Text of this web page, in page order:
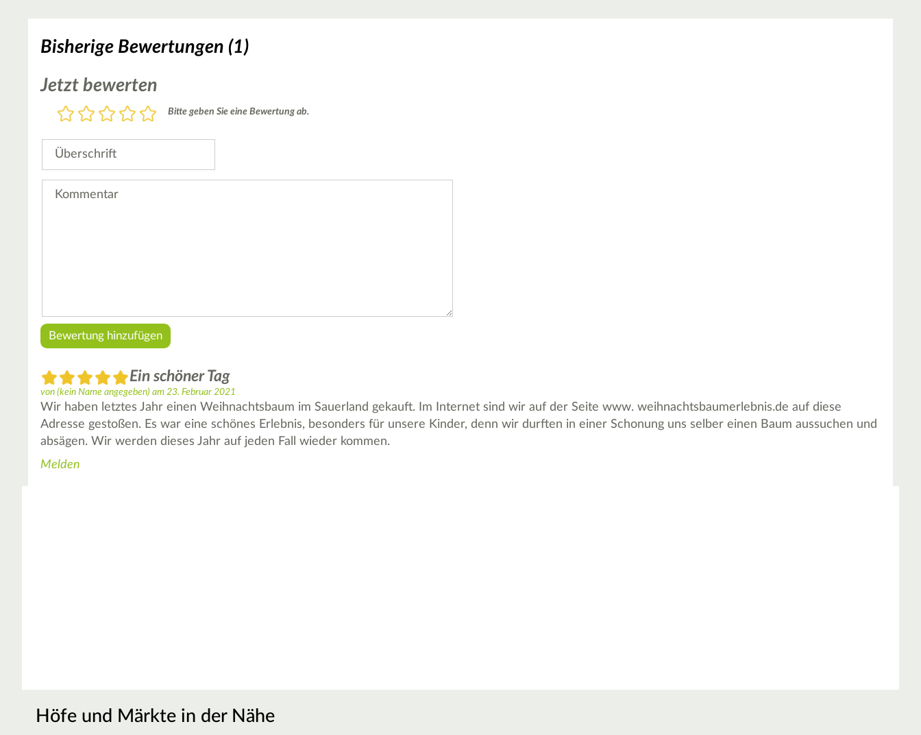
Bisherige Bewertungen (1)
Jetzt bewerten
Bewertung
5
4
3
2
1
Bitte geben Sie eine Bewertung ab.
Überschrift
Ein schöner Tag
von (kein Name angegeben) am 23. Februar 2021
Wir haben letztes Jahr einen Weihnachtsbaum im Sauerland gekauft. Im Internet sind wir auf der Seite www. weihnachtsbaumerlebnis.de auf diese
Adresse gestoßen. Es war eine schönes Erlebnis, besonders für unsere Kinder, denn wir durften in einer Schonung uns selber einen Baum aussuchen und
absägen. Wir werden dieses Jahr auf jeden Fall wieder kommen.
Melden
Höfe und Märkte in der Nähe